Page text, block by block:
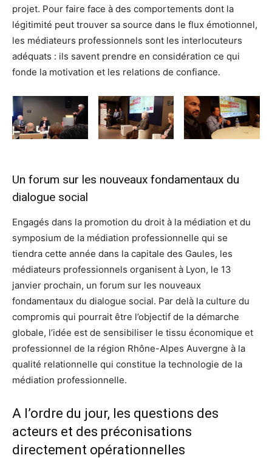
projet. Pour faire face à des comportements dont la
légitimité peut trouver sa source dans le flux émotionnel,
les médiateurs professionnels sont les interlocuteurs
adéquats : ils savent prendre en considération ce qui
fonde la motivation et les relations de confiance.
Un forum sur les nouveaux fondamentaux du
dialogue social
Engagés dans la promotion du droit à la médiation et du
symposium de la médiation professionnelle qui se
tiendra cette année dans la capitale des Gaules, les
médiateurs professionnels organisent à Lyon, le 13
janvier prochain, un forum sur les nouveaux
fondamentaux du dialogue social. Par delà la culture du
compromis qui pourrait être l’objectif de la démarche
globale, l’idée est de sensibiliser le tissu économique et
professionnel de la région Rhône-Alpes Auvergne à la
qualité relationnelle qui constitue la technologie de la
médiation professionnelle.
A l’ordre du jour, les questions des
acteurs et des préconisations
directement opérationnelles